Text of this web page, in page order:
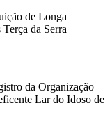
de Longa
da Serra
da Organização
Lar do Idoso de